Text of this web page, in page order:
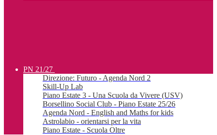
PN 21/27
Direzione: Futuro - Agenda Nord 2
Skill-Up Lab
Piano Estate 3 - Una Scuola da Vivere (USV)
Borsellino Social Club - Piano Estate 25/26
Agenda Nord - English and Maths for kids
Astrolabio - orientarsi per la vita
Piano Estate - Scuola Oltre